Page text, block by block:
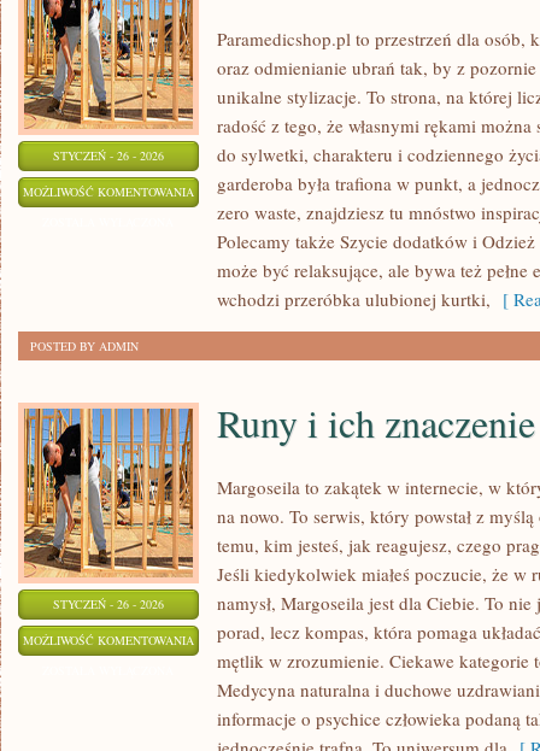
STYCZEŃ - 26 - 2026
MOŻLIWOŚĆ KOMENTOWANIA MASZYNY
SZYCIA
AKCESORIA
Paramedicshop.pl to przestrzeń dla osób,
oraz odmienianie ubrań tak, by z
unikalne stylizacje. To strona, na której
radość z tego, że własnymi rękami
do sylwetki, charakteru i codziennego
garderoba była trafiona w punkt, a
zero waste, znajdziesz tu mnóstwo
Polecamy także Szycie dodatków i
może być relaksujące, ale bywa też pełne
wchodzi przeróbka ulubionej kurtki, [
POSTED BY ADMIN
STYCZEŃ - 26 - 2026
MOŻLIWOŚĆ KOMENTOWANIA RUNY
ZNACZENIE
Runy i ich znaczenie
Margoseila to zakątek w internecie, w
na nowo. To serwis, który powstał z
temu, kim jesteś, jak reagujesz, czego
Jeśli kiedykolwiek miałeś poczucie, że w
namysł, Margoseila jest dla Ciebie. To
porad, lecz kompas, która pomaga
mętlik w zrozumienie. Ciekawe kategorie
Medycyna naturalna i duchowe
informacje o psychice człowieka podaną